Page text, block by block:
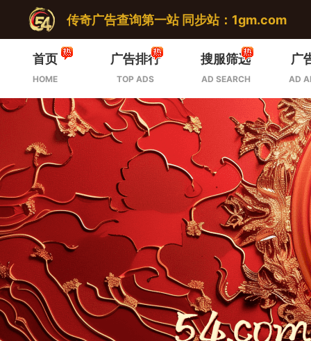
传奇广告查询第一站 同步站：1gm.com
首页
HOME
广告排行
TOP ADS
搜服筛选
AD SEARCH
广
AD